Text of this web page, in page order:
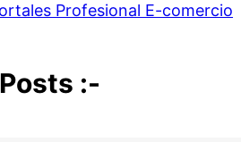
Profesional E-comercio
:-